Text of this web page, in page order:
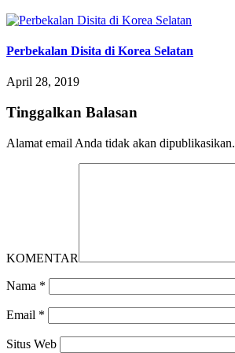
Perbekalan Disita di Korea Selatan
April 28, 2019
Tinggalkan Balasan
Alamat email Anda tidak akan dipublikasikan.
KOMENTAR
Nama *
Email *
Situs Web